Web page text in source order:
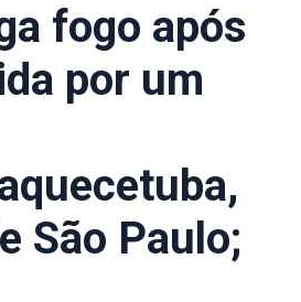
fogo após
por um
São Paulo;